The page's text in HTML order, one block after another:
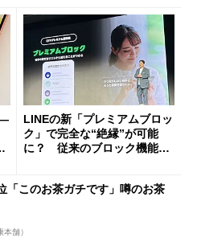
―
LINEの新「プレミアムブロッ
ク」で完全な“絶縁”が可能
に？ 従来のブロック機能と
「このお茶ガチです」噂のお茶
舗）